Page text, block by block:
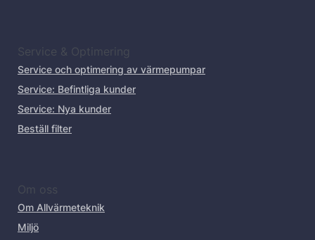
Service & Optimering
Service och optimering av värmepumpar
Service: Befintliga kunder
Service: Nya kunder
Beställ filter
Om oss
Om Allvärmeteknik
Miljö